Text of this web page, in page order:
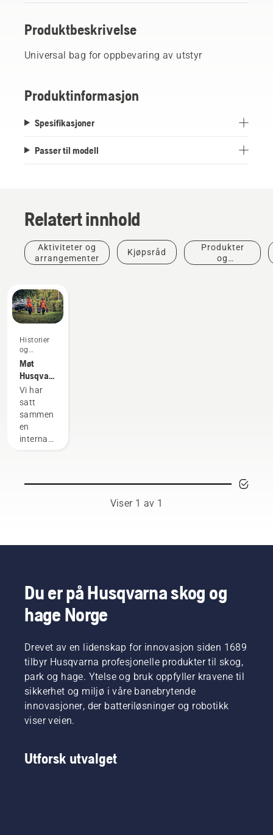
Produktbeskrivelse
Universal bag for oppbevaring av utstyr
Produktinformasjon
Spesifikasjoner
Passer til modell
Relatert innhold
Aktiviteter og
arrangementer
Kjøpsråd
Produkter
og
Historier
og
inspirasjon
Møt
Husqvarnas
H-Team
– de
kravstore
brukerne
våre
Vi har
satt
sammen
en
internasjonal
kvalifiserte
fagfolkene
innen
skogbruk
og
i deres
respektive
land. De
utgjør
vårt H-
Team.
Og det er
aller
Viser 1 av 1
Du er på Husqvarna skog og
hage Norge
Drevet av en lidenskap for innovasjon siden 1689
tilbyr Husqvarna profesjonelle produkter til skog,
park og hage. Ytelse og bruk oppfyller kravene til
sikkerhet og miljø i våre banebrytende
innovasjoner, der batteriløsninger og robotikk
viser veien.
Utforsk utvalget